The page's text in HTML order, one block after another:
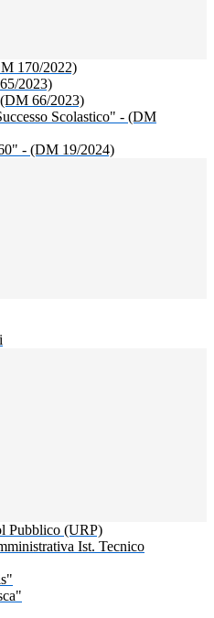
170/2022)
2023)
66/2023)
Scolastico" - (DM
- (DM 19/2024)
Pubblico (URP)
Ist. Tecnico